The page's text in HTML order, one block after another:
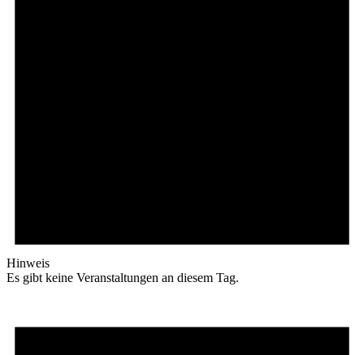
Hinweis
Es gibt keine Veranstaltungen an diesem Tag.